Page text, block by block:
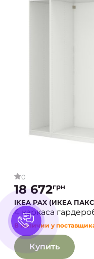
0
18 672грн
IKEA PAX (ИКЕА
4 каркаса
В наличии у
Купить